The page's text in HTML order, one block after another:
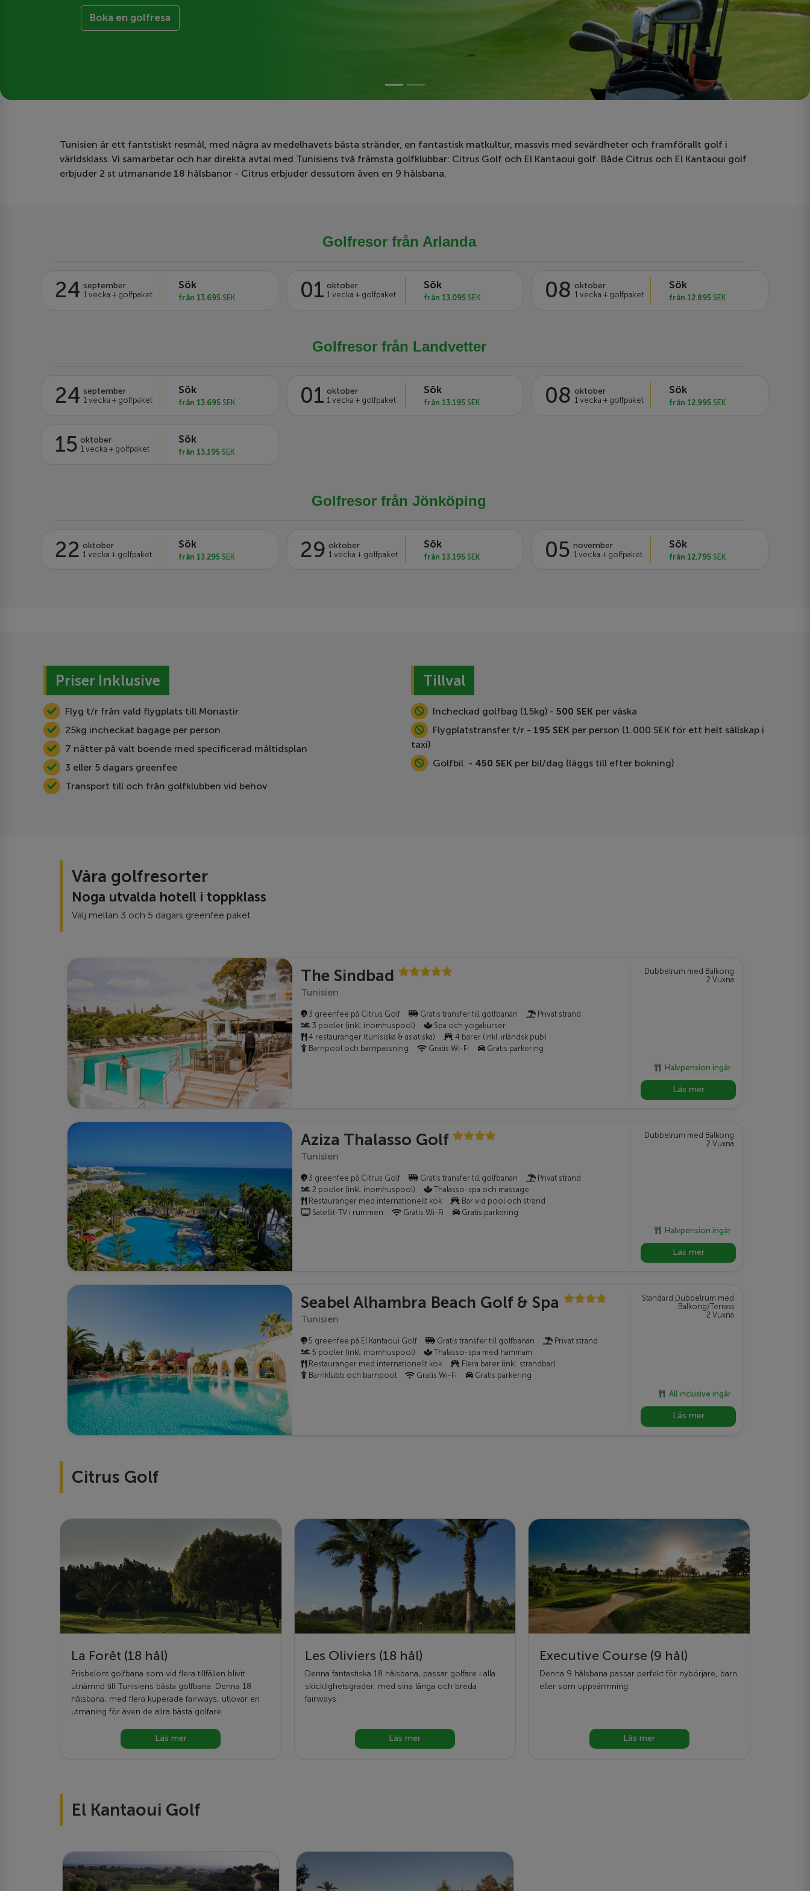
Boka en golfresa
Tunisien är ett fantstiskt resmål, med några av medelhavets bästa stränder, en fantastisk matkultur, massvis med sevärdheter och framförallt golf i
världsklass. Vi samarbetar och har direkta avtal med Tunisiens två främsta golfklubbar: Citrus Golf och El Kantaoui golf. Både Citrus och El Kantaoui golf
erbjuder 2 st utmanande 18 hålsbanor - Citrus erbjuder dessutom även en 9 hålsbana.
Golfresor från Arlanda
24 september
1 vecka + golfpaket
Sök
från 13.695 SEK 01 oktober
1 vecka + golfpaket
Sök
från 13.095 SEK 08 oktober
1 vecka + golfpaket
Sök
från 12.895 SEK
Golfresor från Landvetter
24 september
1 vecka + golfpaket
Sök
från 13.695 SEK 01 oktober
1 vecka + golfpaket
Sök
från 13.195 SEK 08 oktober
1 vecka + golfpaket
Sök
från 12.995 SEK
15 oktober
1 vecka + golfpaket
Sök
från 13.195 SEK
Golfresor från Jönköping
22 oktober
1 vecka + golfpaket
Sök
från 13.295 SEK 29 oktober
1 vecka + golfpaket
Sök
från 13.195 SEK 05 november
1 vecka + golfpaket
Sök
från 12.795 SEK
Priser Inklusive
Flyg t/r från vald flygplats till Monastir
25kg incheckat bagage per person
7 nätter på valt boende med specificerad måltidsplan
3 eller 5 dagars greenfee
Transport till och från golfklubben vid behov
Tillval
Incheckad golfbag (15kg) - 500 SEK per väska
Flygplatstransfer t/r - 195 SEK per person (1.000 SEK för ett helt sällskap i
taxi)
Golfbil - 450 SEK per bil/dag (läggs till efter bokning)
Våra golfresorter
Noga utvalda hotell i toppklass
Välj mellan 3 och 5 dagars greenfee paket
The Sindbad
Tunisien
3 greenfee på Citrus Golf Gratis transfer till golfbanan
Privat strand
3 pooler (inkl. inomhuspool)
Spa och yogakurser
4 restauranger (tunisiska & asiatiska)
4 barer (inkl. irländsk pub)
Barnpool och barnpassning
Gratis Wi-Fi Gratis parkering
Dubbelrum med Balkong
2 Vuxna
Halvpension ingår
Läs mer
Aziza Thalasso Golf
Tunisien
3 greenfee på Citrus Golf Gratis transfer till golfbanan
Privat strand
2 pooler (inkl. inomhuspool)
Thalasso-spa och massage
Restauranger med internationellt kök
Bar vid pool och strand
Satellit-TV i rummen
Gratis Wi-Fi Gratis parkering
Dubbelrum med Balkong
2 Vuxna
Halvpension ingår
Läs mer
Seabel Alhambra Beach Golf & Spa
Tunisien
5 greenfee på El Kantaoui Golf Gratis transfer till golfbanan
Privat strand
5 pooler (inkl. inomhuspool)
Thalasso-spa med hammam
Restauranger med internationellt kök
Flera barer (inkl. strandbar)
Barnklubb och barnpool
Gratis Wi-Fi Gratis parkering
Standard Dubbelrum med
Balkong/Terrass
2 Vuxna
All inclusive ingår
Läs mer
Citrus Golf
La Forêt (18 hål)
Prisbelönt golfbana som vid flera tillfällen blivit
utnämnd till Tunisiens bästa golfbana. Denna 18
hålsbana, med flera kuperade fairways, utlovar en
utmaning för även de allra bästa golfare.
Läs mer
Les Oliviers (18 hål)
Denna fantastiska 18 hålsbana, passar golfare i alla
skicklighetsgrader, med sina långa och breda
fairways.
Läs mer
Executive Course (9 hål)
Denna 9 hålsbana passar perfekt för nybörjare, barn
eller som uppvärmning.
Läs mer
El Kantaoui Golf